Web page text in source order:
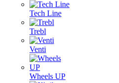
Tech Line
Trebl
Venti
Wheels UP